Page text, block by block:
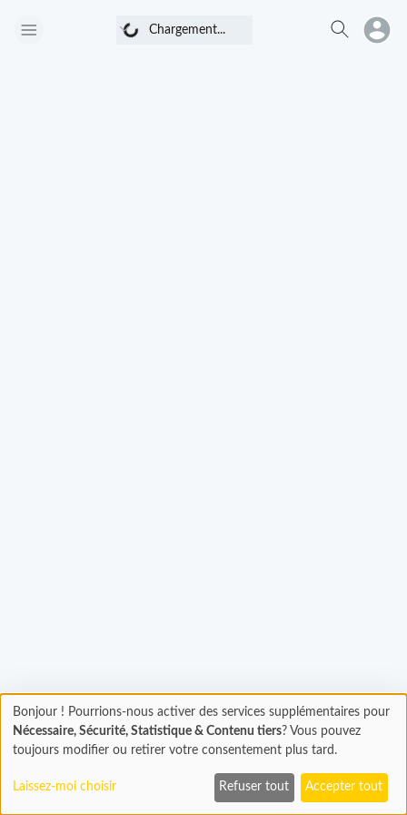
Chargement...
Chargement...
Chargement...Chargement
En cours...
Bonjour ! Pourrions-nous activer des services supplémentaires pour
Nécessaire, Sécurité, Statistique & Contenu tiers? Vous pouvez
toujours modifier ou retirer votre consentement plus tard.
Laissez-moi choisir Refuser tout Accepter tout